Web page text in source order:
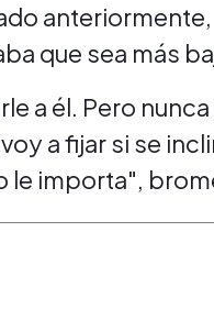
que sea más
a él. Pero
a fijar si se
le importa",